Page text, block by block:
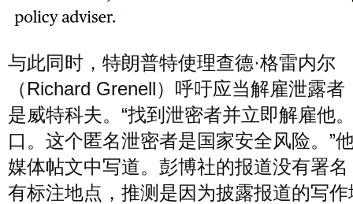
与此同时，特朗普特使理查德·格雷内尔
（Richard Grenell）呼吁应当解雇泄露者
是威特科夫。“找到泄密者并立即解雇他
口。这个匿名泄密者是国家安全风险。”
媒体帖文中写道。彭博社的报道没有署
有标注地点，推测是因为披露报道的写